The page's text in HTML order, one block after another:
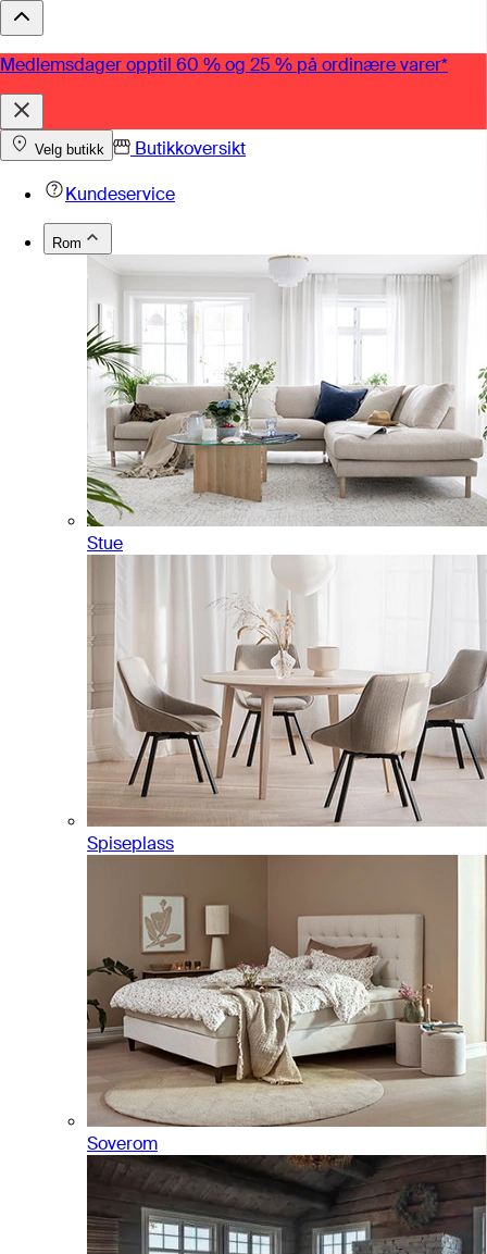
Medlemsdager opptil 60 % og 25 % på ordinære varer*
Velg butikk
Butikkoversikt
Kundeservice
Rom
Stue
Spiseplass
Soverom